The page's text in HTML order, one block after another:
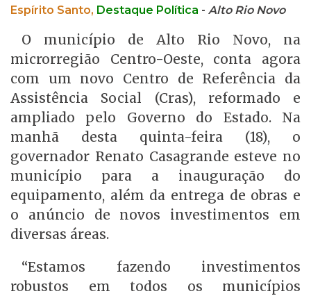
Espírito Santo, Destaque Política - Alto Rio Novo
O município de Alto Rio Novo, na
microrregião Centro-Oeste, conta agora
com um novo Centro de Referência da
Assistência Social (Cras), reformado e
ampliado pelo Governo do Estado. Na
manhã desta quinta-feira (18), o
governador Renato Casagrande esteve no
município para a inauguração do
equipamento, além da entrega de obras e
o anúncio de novos investimentos em
diversas áreas.
“Estamos fazendo investimentos
robustos em todos os municípios